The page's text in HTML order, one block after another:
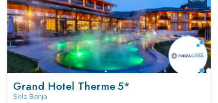
Grand Hotel Therme5*
Selo Banja